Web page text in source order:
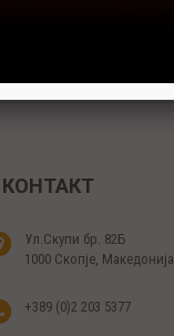
КОНТАКТ
Ул.Скупи бр. 82Б
1000 Скопје, Македонија
+389 (0)2 203 5377